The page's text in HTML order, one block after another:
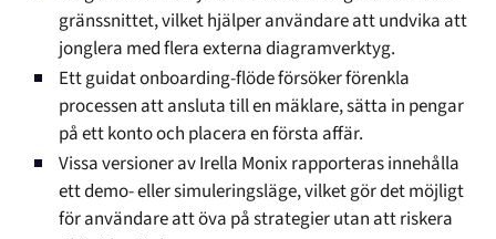
gränssnittet, vilket hjälper användare att undvika att
jonglera med flera externa diagramverktyg.
Ett guidat onboarding-flöde försöker förenkla
processen att ansluta till en mäklare, sätta in pengar
på ett konto och placera en första affär.
Vissa versioner av Irella Monix rapporteras innehålla
ett demo- eller simuleringsläge, vilket gör det möjligt
för användare att öva på strategier utan att riskera